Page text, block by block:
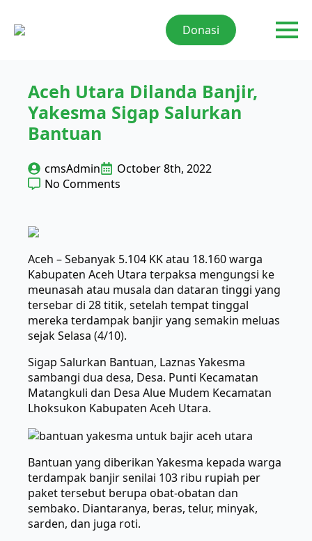
Donasi
Aceh Utara Dilanda Banjir,
Yakesma Sigap Salurkan
Bantuan
cmsAdmin
October 8th, 2022
No Comments
Aceh – Sebanyak 5.104 KK atau 18.160 warga
Kabupaten Aceh Utara terpaksa mengungsi ke
meunasah atau musala dan dataran tinggi yang
tersebar di 28 titik, setelah tempat tinggal
mereka terdampak banjir yang semakin meluas
sejak Selasa (4/10).
Sigap Salurkan Bantuan, Laznas Yakesma
sambangi dua desa, Desa. Punti Kecamatan
Matangkuli dan Desa Alue Mudem Kecamatan
Lhoksukon Kabupaten Aceh Utara.
Bantuan yang diberikan Yakesma kepada warga
terdampak banjir senilai 103 ribu rupiah per
paket tersebut berupa obat-obatan dan
sembako. Diantaranya, beras, telur, minyak,
sarden, dan juga roti.